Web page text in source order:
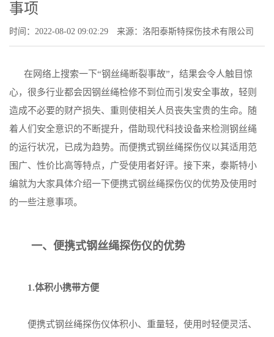
事项
时间：2022-08-02 09:02:29 来源：洛阳泰斯特探伤技术有限公司
在网络上搜索一下“钢丝绳断裂事故”，结果会令人触目惊
心，很多行业都会因钢丝绳检修不到位而引发安全事故，轻则
造成不必要的财产损失、重则使相关人员丧失宝贵的生命。随
着人们安全意识的不断提升，借助现代科技设备来检测钢丝绳
的运行状况，已成为趋势。而便携式钢丝绳探伤仪以其适用范
围广、性价比高等特点，广受使用者好评。接下来，泰斯特小
编就为大家具体介绍一下便携式钢丝绳探伤仪的优势及使用时
的一些注意事项。
一、便携式钢丝绳探伤仪的优势
1.体积小携带方便
便携式钢丝绳探伤仪体积小、重量轻，使用时轻便灵活、